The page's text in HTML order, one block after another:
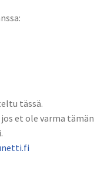
tässä.
et ole varma tämän